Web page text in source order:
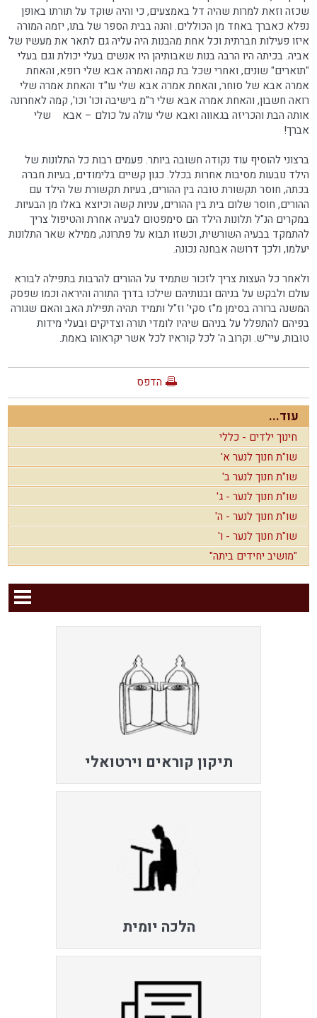
שכזה וזאת למרות שהיה דל באמצעים, כי והיה שוקד על תורתו באופן
נפלא כאברך באחד מן הכוללים. והנה בבית הספר של בתו, יזמה המורה
איזו פעילות חברתית וכל אחת מהבנות היה עליה גם לתאר את מעשיו של
אביה. בכיתה היו הרבה בנות שאבותיהן היו אנשים בעלי יכולת וגם בעלי
"תוארים" שונים, ואחרי שכל בת קמה ואמרה אבא שלי רופא, והאחת
אמרה אבא של סוחר, והאחת אמרה אבא שלי עו"ד והאחת אמרה שלי
רואה חשבון, והאחת אמרה אבא שלי ר"מ בישיבה וכו' וכו', קמה לאחרונה
אותה הבת והכריזה בגאווה ואבא שלי עולה על כולם – אבא שלי
אברך!
ברצוני להוסיף עוד נקודה חשובה ביותר. פעמים רבות כל התלונות של
הילד נובעות מסיבות אחרות בכלל. כגון קשיים בלימודים, בעיות חברה
בכתה, חוסר תקשורת טובה בין ההורים, בעיות תקשורת של הילד עם
ההורים, חוסר שלום בית בין ההורים, עניות קשה וכיוצא באלו מן הבעיות.
במקרים הנ"ל תלונות הילד הם סימפטום לבעיה אחרת והטיפול צריך
להתמקד בבעיה השורשית, וכשזו תבוא על פתרונה, ממילא שאר התלונות
יעלמו, ולכך דרושה אבחנה נכונה.
ולאחר כל העצות צריך לזכור שתמיד על ההורים להרבות בתפילה לבורא
עולם ולבקש על בניהם ובנותיהם שילכו בדרך התורה והיראה וכמו שפסק
המשנה ברורה בסימן מ"ז סקי' וז"ל ותמיד תהיה תפילת האב והאם שגורה
בפיהם להתפלל על בניהם שיהיו לומדי תורה וצדיקים ובעלי מידות
טובות, עיי"ש. וקרוב ה' לכל קוראיו לכל אשר יקראוהו באמת.
הדפס
עוד...
חינוך ילדים - כללי
שו"ת חנוך לנער א'
שו"ת חנוך לנער ב'
שו"ת חנוך לנער - ג'
שו"ת חנוך לנער - ה'
שו"ת חנוך לנער - ו'
"מושיב יחידים ביתה"
תיקון קוראים וירטואלי
הלכה יומית